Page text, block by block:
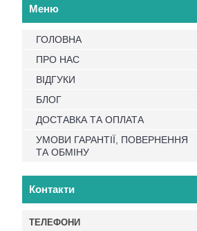
ГОЛОВНА
ПРО НАС
ВІДГУКИ
БЛОГ
ДОСТАВКА ТА ОПЛАТА
УМОВИ ГАРАНТІЇ, ПОВЕРНЕННЯ
ТА ОБМІНУ
Контакти